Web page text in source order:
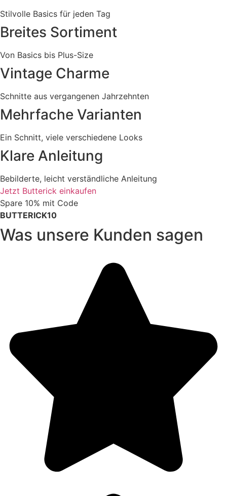
Stilvolle Basics für jeden Tag
Breites Sortiment
Von Basics bis Plus-Size
Vintage Charme
Schnitte aus vergangenen Jahrzehnten
Mehrfache Varianten
Ein Schnitt, viele verschiedene Looks
Klare Anleitung
Bebilderte, leicht verständliche Anleitung
Jetzt Butterick einkaufen
Spare 10% mit Code
BUTTERICK10
Was unsere Kunden sagen